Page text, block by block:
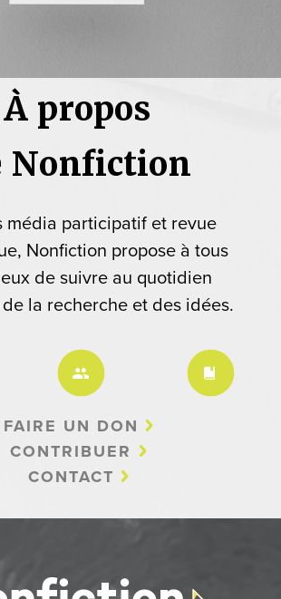
À propos
Nonfiction
média participatif et revue
Nonfiction propose à tous
de suivre au quotidien
la recherche et des idées.
FAIRE UN DON
CONTRIBUER
CONTACT